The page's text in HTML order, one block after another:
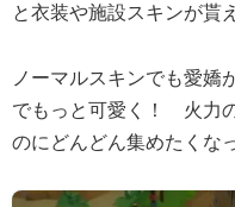
と衣装や施設スキンが貰
ノーマルスキンでも愛嬌
でもっと可愛く！ 火力
のにどんどん集めたくな